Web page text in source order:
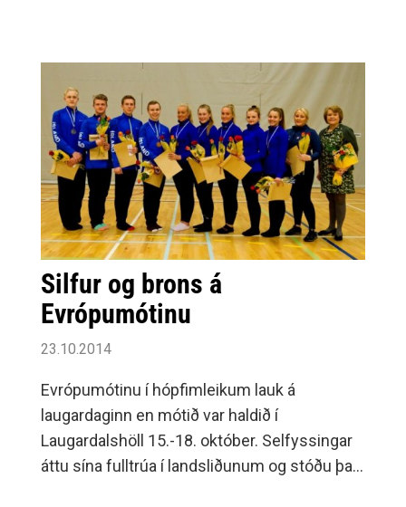
Silfur og brons á
Evrópumótinu
23.10.2014
Evrópumótinu í hópfimleikum lauk á
laugardaginn en mótið var haldið í
Laugardalshöll 15.-18. október. Selfyssingar
áttu sína fulltrúa í landsliðunum og stóðu þau